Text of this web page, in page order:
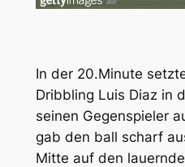
In der 20.Minute
Dribbling Luis Diaz in
seinen Gegenspieler
gab den ball scharf
Mitte auf den